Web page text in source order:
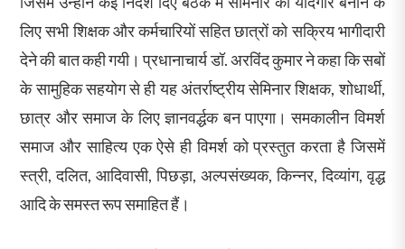
लिए सभी शिक्षक और कर्मचारियों सहित छात्रों को सक्रिय भागीदारी
देने की बात कही गयी। प्रधानाचार्य डॉ. अरविंद कुमार ने कहा कि सबों
के सामुहिक सहयोग से ही यह अंतर्राष्ट्रीय सेमिनार शिक्षक, शोधार्थी,
छात्र और समाज के लिए ज्ञानवर्द्धक बन पाएगा। समकालीन विमर्श
समाज और साहित्य एक ऐसे ही विमर्श को प्रस्तुत करता है जिसमें
स्त्री, दलित, आदिवासी, पिछड़ा, अल्पसंख्यक, किन्नर, दिव्यांग, वृद्ध
आदि के समस्त रूप समाहित हैं।